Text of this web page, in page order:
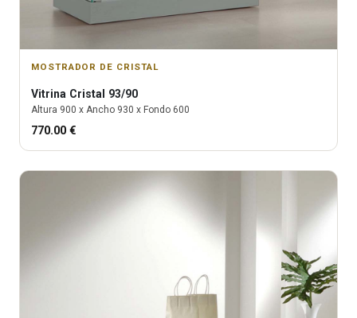
MOSTRADOR DE CRISTAL
Vitrina Cristal 93/90
Altura 900 x Ancho 930 x Fondo 600
770.00 €